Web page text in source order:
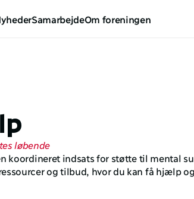
SamarbejdeOm foreningen
løbende
koordineret indsats for støtte til mental
og tilbud, hvor du kan få hjælp